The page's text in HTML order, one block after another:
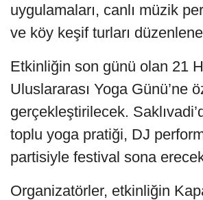
uygulamaları, canlı müzik
ve köy keşif turları
Etkinliğin son günü olan 21
Uluslararası Yoga Günü’ne
gerçekleştirilecek.
toplu yoga pratiği, DJ
partisiyle festival sona
Organizatörler, etkinliğin